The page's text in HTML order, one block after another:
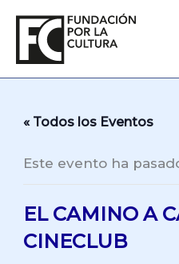
contenido
« Todos los Eventos
Este evento ha
EL CAMINO A
CINECLUB